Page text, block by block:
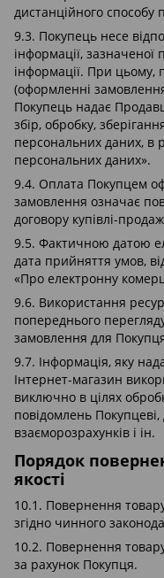
дистанційного способу
9.3. Покупець несе
інформації,
інформації. При цьому,
(оформленні
Покупець надає
збір, обробку,
персональних даних, в
персональних даних».
9.4. Оплата Покупцем
замовлення означає
договору купівлі-
9.5. Фактичною датою
дата прийняття умов,
«Про електронну
9.6. Використання
попереднього
замовлення для
9.7. Інформація, яку
Інтернет-магазин
виключно в цілях
повідомлень
взаєморозрахунків і ін.
Порядок
якості
10.1. Повернення
згідно чинного
10.2. Повернення
за рахунок Покупця.